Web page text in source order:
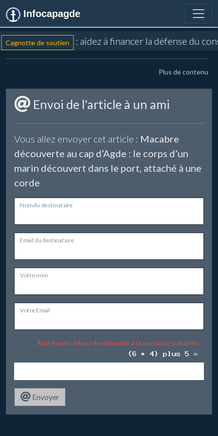
Infocapagde
Cagnotte de soutien : aidez à financer la défense du
Plus de contenu
Envoi de l'article à un ami
Vous allez envoyer cet article : Macabre
découverte au cap d’Agde : le corps d’un
marin découvert dans le port, attaché à une
corde
Nom du destinataire
Email du destinataire
Votre nom
Votre Email
Anti-Spam / Merci de répondre à la question suivante :
Envoyer